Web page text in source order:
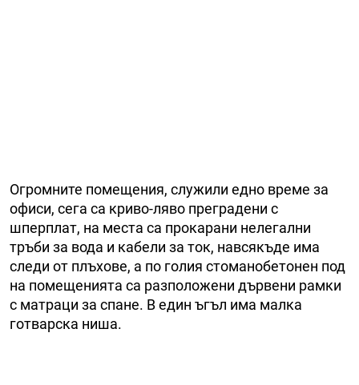
Огромните помещения, служили едно време за
офиси, сега са криво-ляво преградени с
шперплат, на места са прокарани нелегални
тръби за вода и кабели за ток, навсякъде има
следи от плъхове, а по голия стоманобетонен под
на помещенията са разположени дървени рамки
с матраци за спане. В един ъгъл има малка
готварска ниша.